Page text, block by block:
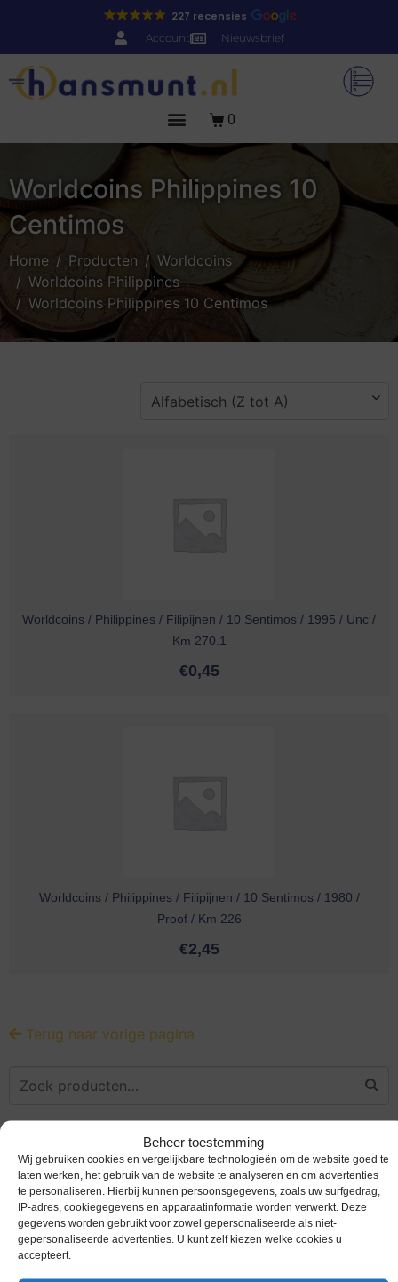
Beheer toestemming
Wij gebruiken cookies en vergelijkbare technologieën om de website goed te
laten werken, het gebruik van de website te analyseren en om advertenties
te personaliseren. Hierbij kunnen persoonsgegevens, zoals uw surfgedrag,
IP-adres, cookiegegevens en apparaatinformatie worden verwerkt. Deze
gegevens worden gebruikt voor zowel gepersonaliseerde als niet-
gepersonaliseerde advertenties. U kunt zelf kiezen welke cookies u
accepteert.
227 recensies
Account Nieuwsbrief
0
Worldcoins Philippines 10
Centimos
Home Producten
Worldcoins
Worldcoins Philippines
Worldcoins Philippines 10 Centimos
Worldcoins / Philippines / Filipijnen / 10 Sentimos / 1995 / Unc /
Km 270.1
€0,45
Worldcoins / Philippines / Filipijnen / 10 Sentimos / 1980 /
Proof / Km 226
€2,45
Terug naar vorige pagina
Productcategorieën
Euromunten
Speciale 2 euromunten
Bankbiljetten